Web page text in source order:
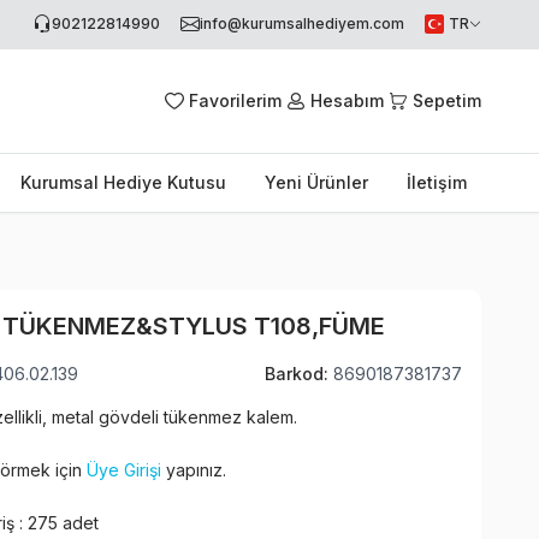
902122814990 info@kurumsalhediyem.com TR
Favorilerim Hesabım Sepetim
Kurumsal Hediye Kutusu Yeni Ürünler İletişim
T108,FÜME
Barkod: 8690187381737
metal gövdeli tükenmez kalem.
için Üye Girişi yapınız.
: 275 adet